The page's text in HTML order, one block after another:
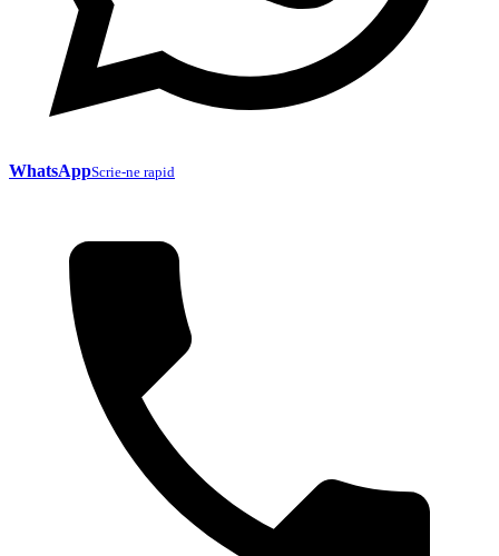
WhatsAppScrie-ne rapid